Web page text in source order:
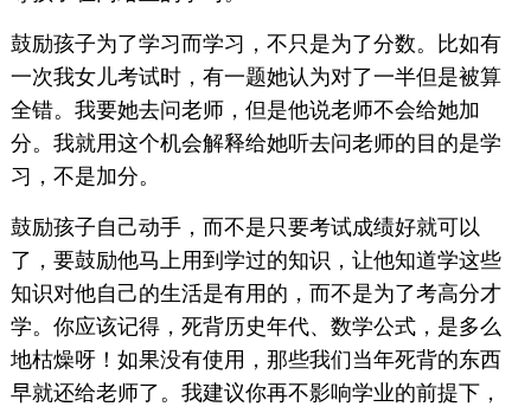
鼓励孩子为了学习而学习，不只是为了分数。比如有
一次我女儿考试时，有一题她认为对了一半但是被算
全错。我要她去问老师，但是他说老师不会给她加
分。我就用这个机会解释给她听去问老师的目的是学
习，不是加分。
鼓励孩子自己动手，而不是只要考试成绩好就可以
了，要鼓励他马上用到学过的知识，让他知道学这些
知识对他自己的生活是有用的，而不是为了考高分才
学。你应该记得，死背历史年代、数学公式，是多么
地枯燥呀！如果没有使用，那些我们当年死背的东西
早就还给老师了。我建议你再不影响学业的前提下，